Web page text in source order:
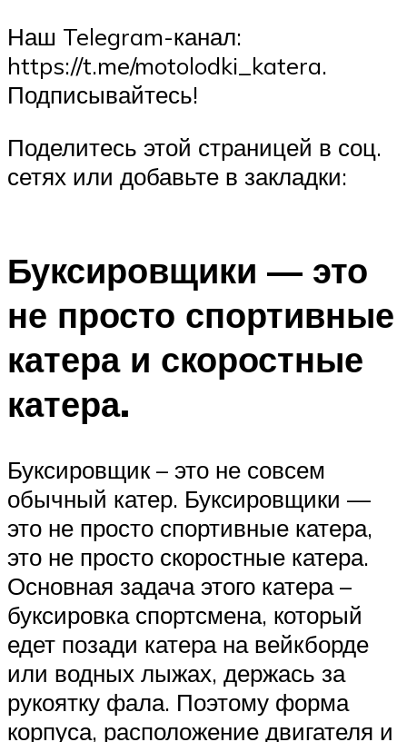
Наш Telegram-канал:
https://t.me/motolodki_katera.
Подписывайтесь!
Поделитесь этой страницей в соц.
сетях или добавьте в закладки:
Буксировщики — это
не просто спортивные
катера и скоростные
катера.
Буксировщик – это не совсем
обычный катер. Буксировщики —
это не просто спортивные катера,
это не просто скоростные катера.
Основная задача этого катера –
буксировка спортсмена, который
едет позади катера на вейкборде
или водных лыжах, держась за
рукоятку фала. Поэтому форма
корпуса, расположение двигателя и